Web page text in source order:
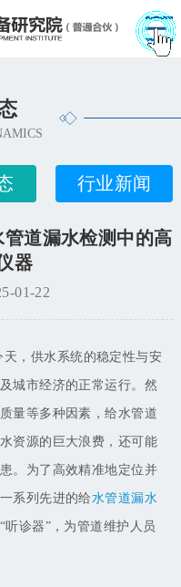
行业新闻
道漏水检测中的高
器
01-22
，供水系统的稳定性与安
城市经济的正常运行。然
量等多种因素，给水管道
资源的巨大浪费，还可能
。为了高效精准地定位并
系列先进的给水管道漏水
“听诊器”，为管道维护人员